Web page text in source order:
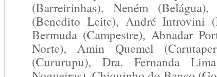
(Barreirinhas), Neném
(Benedito Leite), André Introvini
Bermuda (Campestre), Abnadar
Norte), Amin Quemel
(Cururupu), Dra. Fernanda